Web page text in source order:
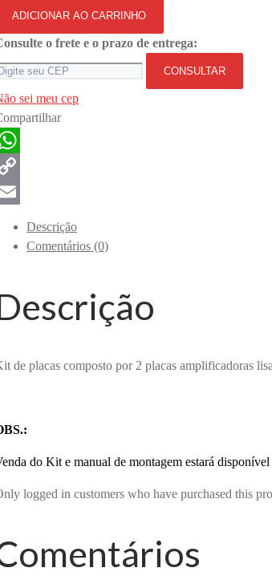
ADICIONAR AO CARRINHO
o frete e o prazo de entrega:
CONSULTAR
sei meu cep
Descrição
Comentários (0)
de placas composto por 2 placas amplificadoras
do Kit e manual de montagem estará
logged in customers who have purchased this